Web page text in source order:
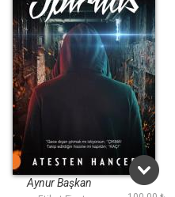
Spiritus
Aynur Başkan